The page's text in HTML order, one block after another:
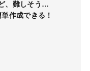
、難しそう…
作成できる！